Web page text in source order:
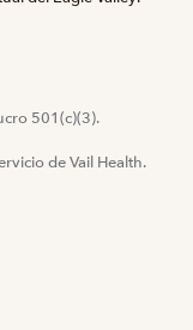
501(c)(3).
de Vail Health.